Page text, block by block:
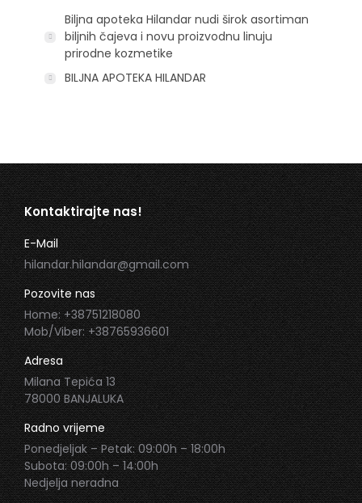
Biljna apoteka Hilandar nudi širok asortiman
biljnih čajeva i novu proizvodnu linuju
prirodne kozmetike
BILJNA APOTEKA HILANDAR
Kontaktirajte nas!
E-Mail
hilandar.hilandar@gmail.com
Pozovite nas
Home: +38751218080
Mob/Viber: +38765936601
Adresa
Milana Tepića 13
78000 BANJALUKA
Radno vrijeme
Ponedjeljak – Petak: 09:00h – 18:00h
Subota: 09:00h – 14:00h
Nedjelja neradna